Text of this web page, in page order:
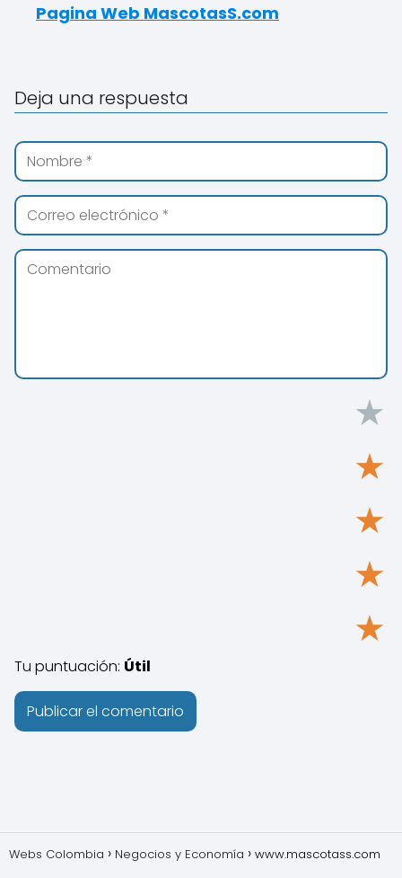
Pagina Web MascotasS.com
Deja una respuesta
★
★
★
★
★
Tu puntuación: Útil
Webs Colombia Negocios y Economía www.mascotass.com